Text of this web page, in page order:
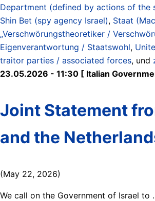
Department (defined by actions of the
Shin Bet (spy agency Israel), Staat
„Verschwörungstheoretiker /
Eigenverantwortung / Staatswohl,
traitor parties / associated forces, und
23.05.2026 - 11:30 [ Italian
Joint Statement
and the
(May 22, 2026)
We call on the Government of Israel to